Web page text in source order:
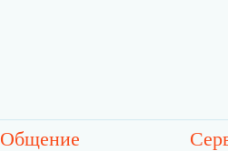
Общение